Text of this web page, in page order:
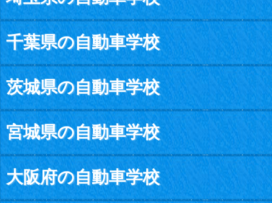
千葉県の自動車学校
茨城県の自動車学校
宮城県の自動車学校
大阪府の自動車学校